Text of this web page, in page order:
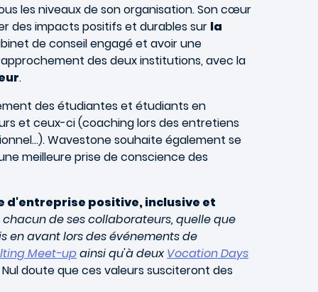
les niveaux de son organisation. Son cœur
des impacts positifs et durables sur la
de conseil engagé et avoir une
des deux institutions, avec la
.
des étudiantes et étudiants en
et ceux-ci (coaching lors des entretiens
Wavestone souhaite également se
meilleure prise de conscience des
d'entreprise positive, inclusive et
de ses collaborateurs, quelle que
en avant lors des événements de
Meet-up ainsi qu'à deuxVocation Days
Nul doute que ces valeurs susciteront des